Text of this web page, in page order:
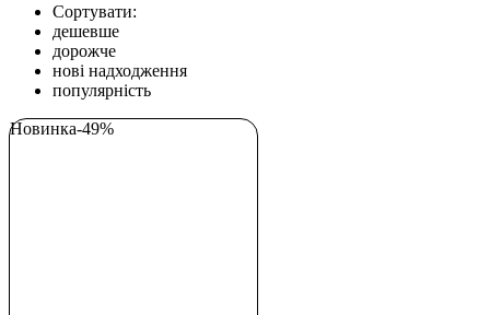
Сортувати:
дешевше
дорожче
нові надходження
популярність
Новинка-49%